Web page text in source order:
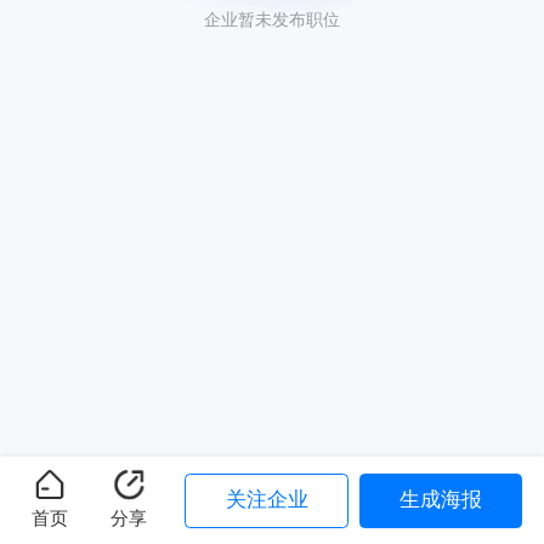
企业暂未发布职位
首页 分享
关注企业 生成海报